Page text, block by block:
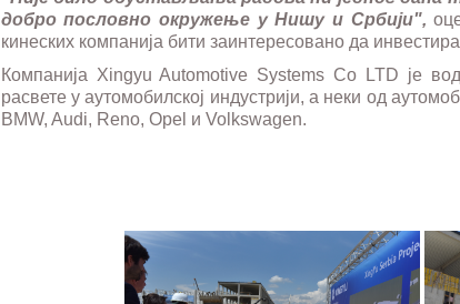
добро пословно окружење у Нишу и Србији",
кинеских компанија бити заинтересовано да
Компанија Xingyu Automotive Systems Co LTD је
расвете у аутомобилској индустрији, а неки од
BMW, Audi, Reno, Opel и Volkswagen.